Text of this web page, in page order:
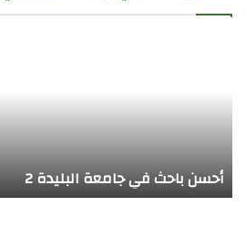
أحسن باحث في جامعة البليدة 2